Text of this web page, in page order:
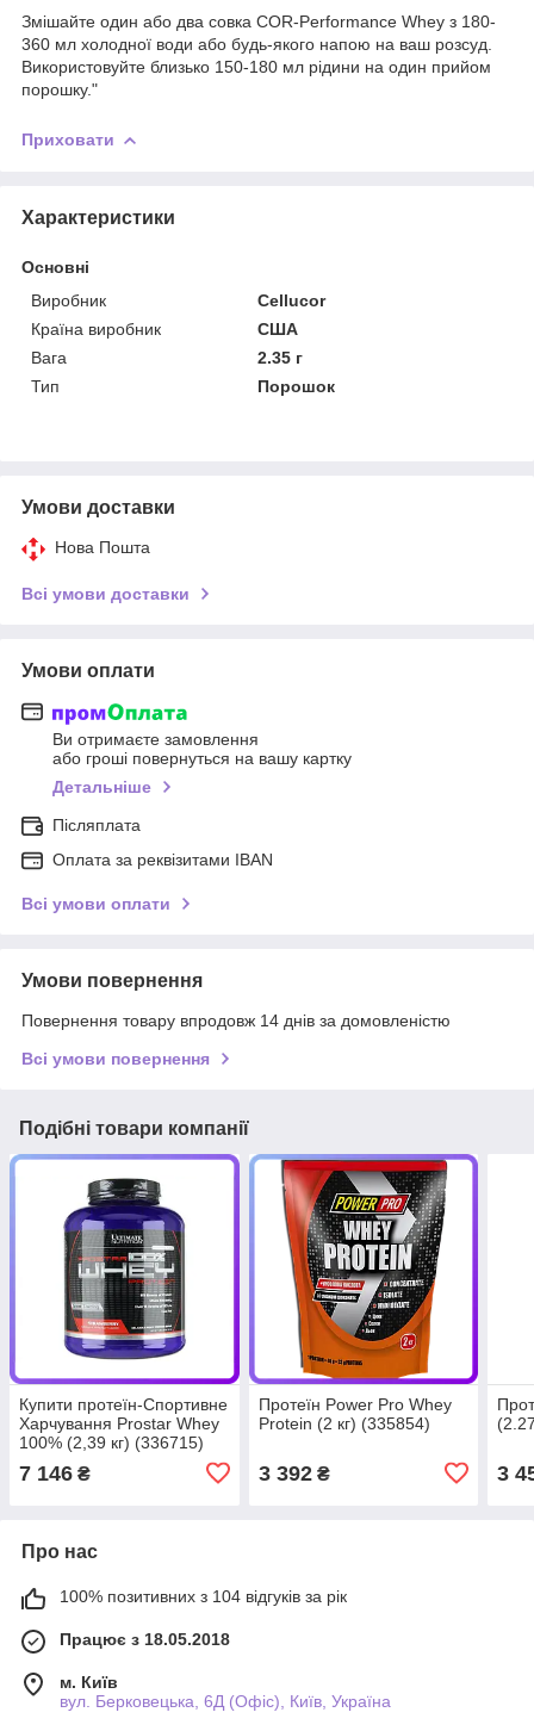
Змішайте один або два совка COR-Performance Whey з 180-
360 мл холодної води або будь-якого напою на ваш розсуд.
Використовуйте близько 150-180 мл рідини на один прийом
порошку."
Приховати
Характеристики
Основні
Виробник
Cellucor
Країна виробник
США
Вага
2.35 г
Тип
Порошок
Умови доставки
Нова Пошта
Всі умови доставки
Умови оплати
Ви отримаєте замовлення
або гроші повернуться на вашу картку
Детальніше
Післяплата
Оплата за реквізитами IBAN
Всі умови оплати
Умови повернення
Повернення товару впродовж 14 днів за домовленістю
Всі умови повернення
Подібні товари компанії
Купити протеїн-Спортивне
Харчування Prostar Whey
100% (2,39 кг) (336715)
7 146 ₴
Протеїн Power Pro Whey
Protein (2 кг) (335854)
3 392₴ 3
Про нас
100% позитивних з 104 відгуків за рік
Працює з 18.05.2018
м. Київ
вул. Берковецька, 6Д (Офіс), Київ, Україна